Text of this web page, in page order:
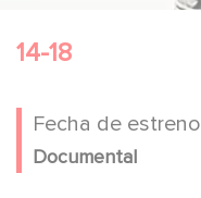
14-18
Fecha de estreno
Documental